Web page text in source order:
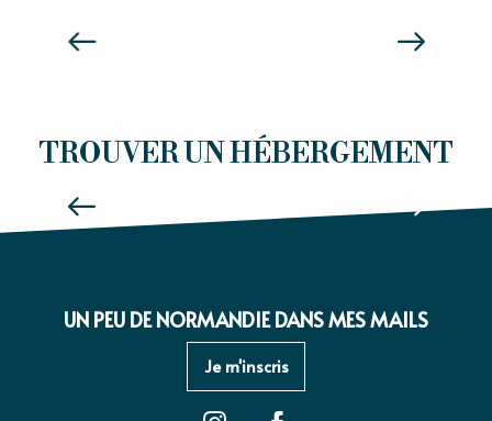
SENSATIONS NORMANDIE
TROUVER UN HÉBERGEMENT
HÔTELS
UN PEU DE NORMANDIE DANS MES MAILS
Je m'inscris